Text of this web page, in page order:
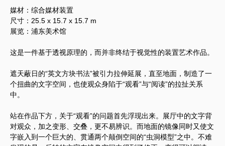
媒材：综合媒材装置
尺寸：25.5 x 15.7 x 15.7 m
展览：浦东美术馆
这是一件基于透视原理的，而并非终结于视觉性的装置艺术作品。
遮天蔽日的“英文方块书法”被引力拉伸延展，直至地面，制造了一
个扭曲的文字空间，也使观众身陷于“观看”与“阅读”的拉扯关系
中。
站在作品下方，关于“观看”的问题首先浮现出来。展厅中的文字背
对观众，加之变形、交叠，更不易辨识。而地面的镜像同时又使文
字嵌入到一个巨大的、贯通两个颠倒空间的“虫洞模型”之中。不难